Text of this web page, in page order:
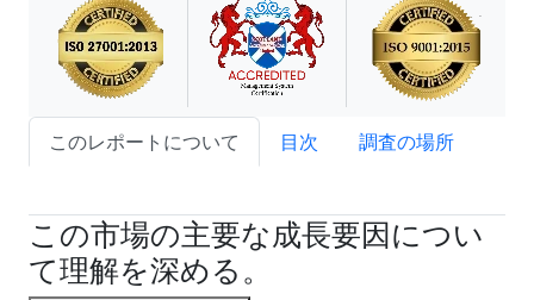
このレポートについて 目次
調査の場所
この市場の主要な成長要因につい
て理解を深める。